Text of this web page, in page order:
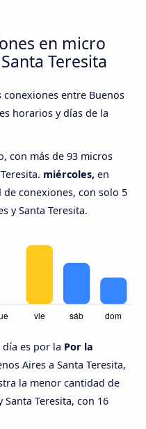
en micro
Teresita
entre Buenos
horarios y días de la
con más de 93 micros
miércoles, en
conexiones, con solo 5
y Santa Teresita.
es por la Por la
Aires a Santa Teresita,
la menor cantidad de
Teresita, con 16